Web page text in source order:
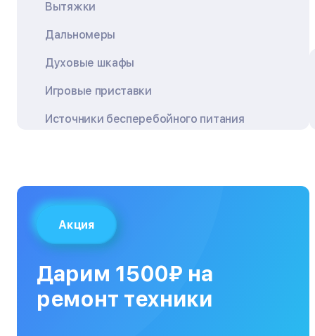
Вытяжки
Дальномеры
Духовые шкафы
Игровые приставки
Источники бесперебойного питания
Кофемашины
Кухонные плиты
МФУ
Акция
Дарим 1500₽ на
ремонт техники